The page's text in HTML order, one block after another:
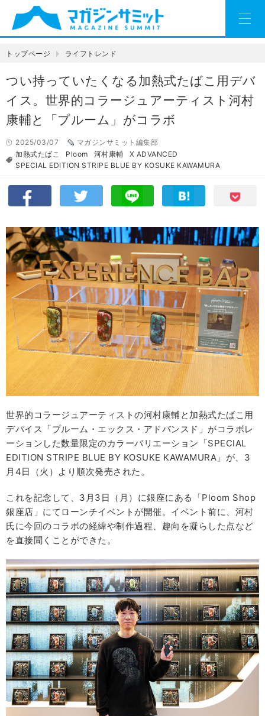
トップページ ライフトレンド
つい持っていたくなる加熱式たばこ用デバ
イス。世界的コラージュアーティスト河村
康輔と「プルーム」がコラボ
2025/03/07
マガジンサミット編集部
加熱式たばこ
Ploom 河村康輔
X ADVANCED
SPECIAL EDITION STRIPE BLUE BY KOSUKE KAWAMURA
世界的コラージュアーティストの河村康輔と加熱式たばこ用
デバイス「プルーム・エックス・アドバンスド」がコラボレ
ーションした数量限定のカラーバリエーション「SPECIAL
EDITION STRIPE BLUE BY KOSUKE KAWAMURA」が、3
月4日（火）より順次発売された。
これを記念して、3月3日（月）に銀座にある「Ploom Shop
銀座店」にてローンチイベントが開催。イベント前に、河村
氏に今回のコラボの経緯や制作過程、趣向を凝らした点など
を直接聞くことができた。